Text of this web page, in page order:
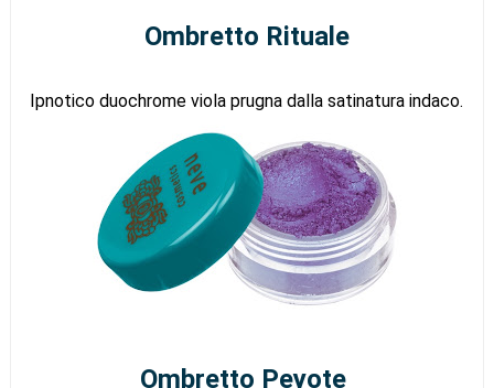
Ombretto Rituale
Ipnotico duochrome viola prugna dalla satinatura indaco.
Ombretto Peyote